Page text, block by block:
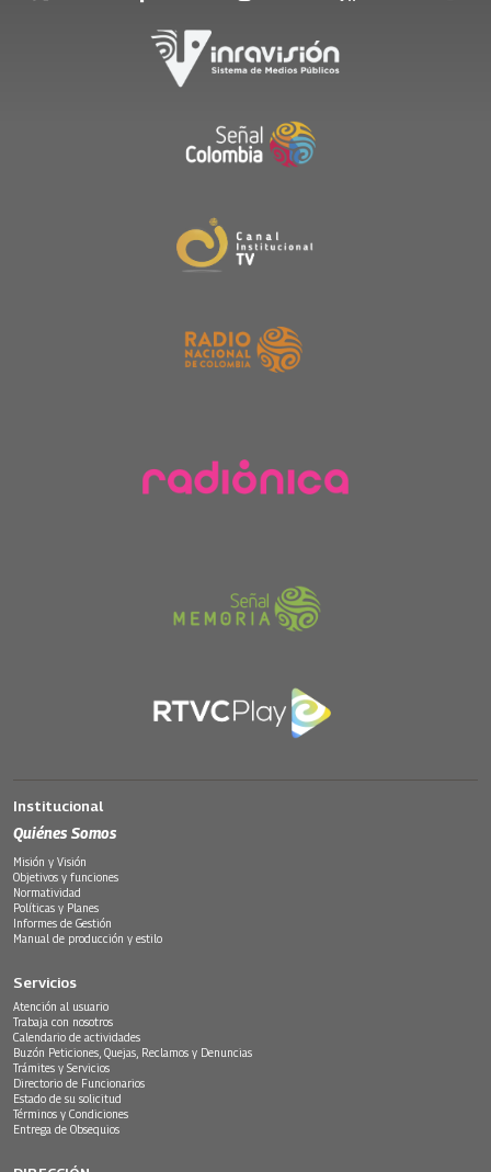
Institucional
Quiénes Somos
Misión y Visión
Objetivos y funciones
Normatividad
Políticas y Planes
Informes de Gestión
Manual de producción y estilo
Servicios
Atención al usuario
Trabaja con nosotros
Calendario de actividades
Buzón Peticiones, Quejas, Reclamos y Denuncias
Trámites y Servicios
Directorio de Funcionarios
Estado de su solicitud
Términos y Condiciones
Entrega de Obsequios